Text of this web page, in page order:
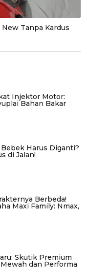
Tanpa Kardus
Injektor Motor:
Bahan Bakar
Harus Diganti?
di Jalan!
Berbeda!
Maxi Family: Nmax,
Skutik Premium
dan Performa